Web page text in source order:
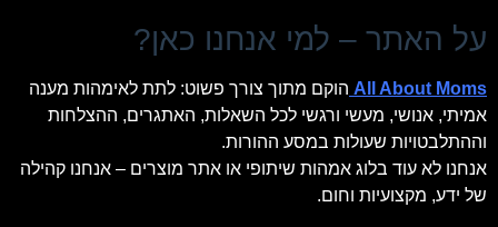
על האתר – למי אנחנו כאן?
All About Moms הוקם מתוך צורך פשוט: לתת לאימהות מענה
אמיתי, אנושי, מעשי ורגשי לכל השאלות, האתגרים, ההצלחות
וההתלבטויות שעולות במסע ההורות.
אנחנו לא עוד בלוג אמהות שיתופי או אתר מוצרים – אנחנו קהילה
של ידע, מקצועיות וחום.